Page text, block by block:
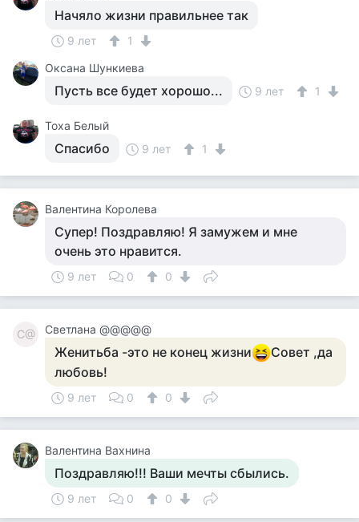
Начяло жизни правильнее так
9 лет
1
Оксана Шункиева
Пусть все будет хорошо... 9 лет 1
Тоха Белый
Спасибо 9 лет 1
Валентина Королева
Супер! Поздравляю! Я замужем и мне
очень это нравится.
9 лет 0 0
С@ Светлана @@@@@
Женитьба -это не конец жизни
Совет ,да
любовь!
9 лет 0 0
Валентина Вахнина
Поздравляю!!! Ваши мечты сбылись.
9 лет 0 0